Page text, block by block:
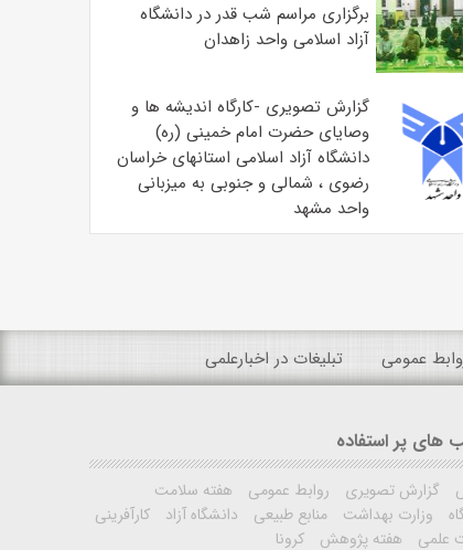
برگزاری مراسم شب قدر در دانشگاه
آزاد اسلامی واحد زاهدان
گزارش تصویری -کارگاه اندیشه ها و
وصایای حضرت امام خمینی (ره)
دانشگاه آزاد اسلامی استانهای خراسان
رضوی ، شمالی و جنوبی به میزبانی
واحد مشهد
عمومی تبلیغات در اخبارعلمی
های پر استفاده
گزارش تصویری روابط عمومی
هفته سلامت
وزارت بهداشت منابع طبیعی دانشگاه آزاد
کارآفرینی
علمی
هفته پژوهش کرونا